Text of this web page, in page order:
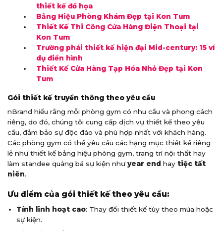
thiết kế đồ họa
Bảng Hiệu Phòng Khám Đẹp tại Kon Tum
Thiết Kế Thi Công Cửa Hàng Điện Thoại tại
Kon Tum
Trường phái thiết kế hiện đại Mid-century: 15 ví
dụ điển hình
Thiết Kế Cửa Hàng Tạp Hóa Nhỏ Đẹp tại Kon
Tum
Gói thiết kế truyền thông theo yêu cầu
nBrand hiểu rằng mỗi phòng gym có nhu cầu và phong cách
riêng, do đó, chúng tôi cung cấp dịch vụ thiết kế theo yêu
cầu, đảm bảo sự độc đáo và phù hợp nhất với khách hàng.
Các phòng gym có thể yêu cầu các hạng mục thiết kế riêng
lẻ như thiết kế bảng hiệu phòng gym, trang trí nội thất hay
làm standee quảng bá sự kiện như year end hay tiệc tất
niên.
Ưu điểm của gói thiết kế theo yêu cầu:
Tính linh hoạt cao: Thay đổi thiết kế tùy theo mùa hoặc
sự kiện.